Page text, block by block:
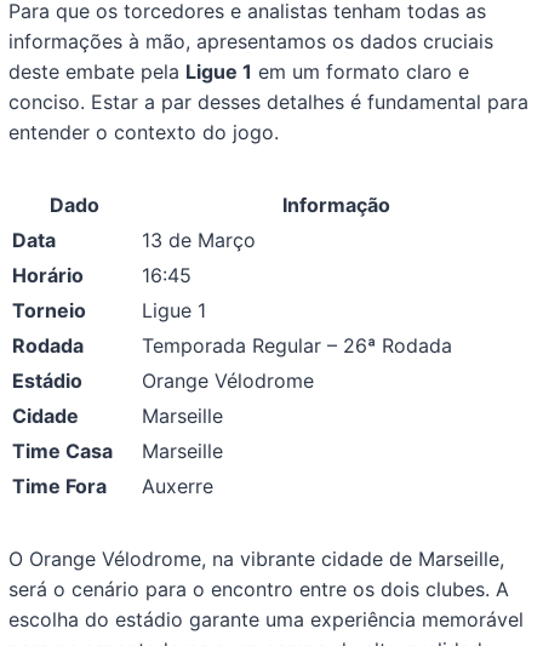
Para que os torcedores e analistas tenham todas as
informações à mão, apresentamos os dados cruciais
deste embate pela Ligue 1 em um formato claro e
conciso. Estar a par desses detalhes é fundamental para
entender o contexto do jogo.
Dado
Informação
Data
13 de Março
Horário
16:45
Torneio
Ligue 1
Rodada
Temporada Regular – 26ª Rodada
Estádio
Orange Vélodrome
Cidade
Marseille
Time Casa
Marseille
Time Fora
Auxerre
O Orange Vélodrome, na vibrante cidade de Marseille,
será o cenário para o encontro entre os dois clubes. A
escolha do estádio garante uma experiência memorável